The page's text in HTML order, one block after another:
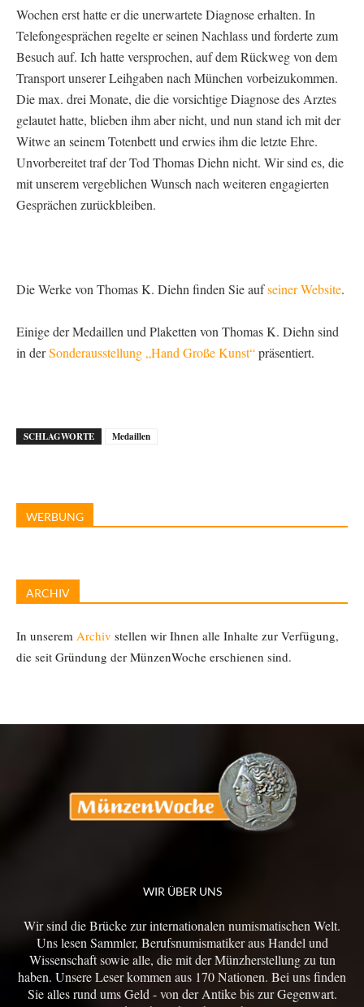
Wochen erst hatte er die unerwartete Diagnose erhalten. In
Telefongesprächen regelte er seinen Nachlass und forderte zum
Besuch auf. Ich hatte versprochen, auf dem Rückweg von dem
Transport unserer Leihgaben nach München vorbeizukommen.
Die max. drei Monate, die die vorsichtige Diagnose des Arztes
gelautet hatte, blieben ihm aber nicht, und nun stand ich mit der
Witwe an seinem Totenbett und erwies ihm die letzte Ehre.
Unvorbereitet traf der Tod Thomas Diehn nicht. Wir sind es, die
mit unserem vergeblichen Wunsch nach weiteren engagierten
Gesprächen zurückbleiben.
Die Werke von Thomas K. Diehn finden Sie aufseiner Website.
Einige der Medaillen und Plaketten von Thomas K. Diehn sind
in derSonderausstellung „Hand Große Kunst“präsentiert.
SCHLAGWORTE Medaillen
WERBUNG
ARCHIV
In unserem Archiv stellen wir Ihnen alle Inhalte zur Verfügung,
die seit Gründung der MünzenWoche erschienen sind.
WIR ÜBER UNS
Wir sind die Brücke zur internationalen numismatischen Welt.
Uns lesen Sammler, Berufsnumismatiker aus Handel und
Wissenschaft sowie alle, die mit der Münzherstellung zu tun
haben. Unsere Leser kommen aus 170 Nationen. Bei uns finden
Sie alles rund ums Geld - von der Antike bis zur Gegenwart.